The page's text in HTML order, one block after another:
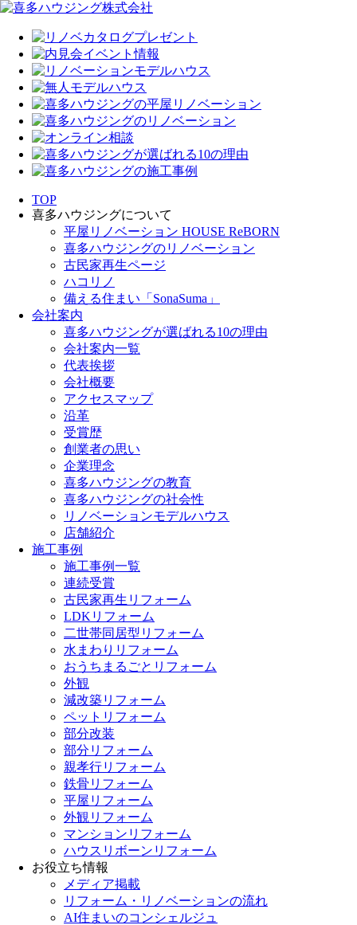
TOP
喜多ハウジングについて
平屋リノベーション HOUSE ReBORN
喜多ハウジングのリノベーション
古民家再生ページ
ハコリノ
備える住まい「SonaSuma」
会社案内
喜多ハウジングが選ばれる10の理由
会社案内一覧
代表挨拶
会社概要
アクセスマップ
沿革
受賞歴
創業者の思い
企業理念
喜多ハウジングの教育
喜多ハウジングの社会性
リノベーションモデルハウス
店舗紹介
施工事例
施工事例一覧
連続受賞
古民家再生リフォーム
LDKリフォーム
二世帯同居型リフォーム
水まわりリフォーム
おうちまるごとリフォーム
外観
減改築リフォーム
ペットリフォーム
部分改装
部分リフォーム
親孝行リフォーム
鉄骨リフォーム
平屋リフォーム
外観リフォーム
マンションリフォーム
ハウスリボーンリフォーム
お役立ち情報
メディア掲載
リフォーム・リノベーションの流れ
AI住まいのコンシェルジュ